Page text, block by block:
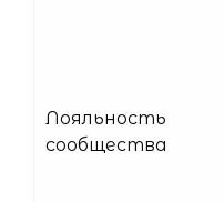
Лояльность
сообщества